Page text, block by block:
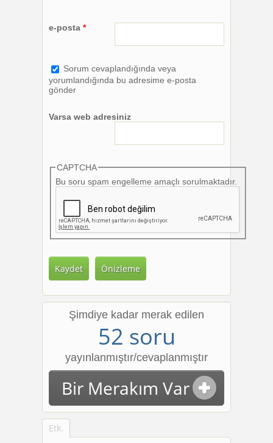
e-posta *
Sorum cevaplandığında veya
yorumlandığında bu adresime e-posta
gönder
Varsa web adresiniz
CAPTCHA
Bu soru spam engelleme amaçlı sorulmaktadır.
Dikey Sekmeler
Şimdiye kadar merak edilen
52 soru
yayınlanmıştır/cevaplanmıştır
Bir Merakım Var
Etk.